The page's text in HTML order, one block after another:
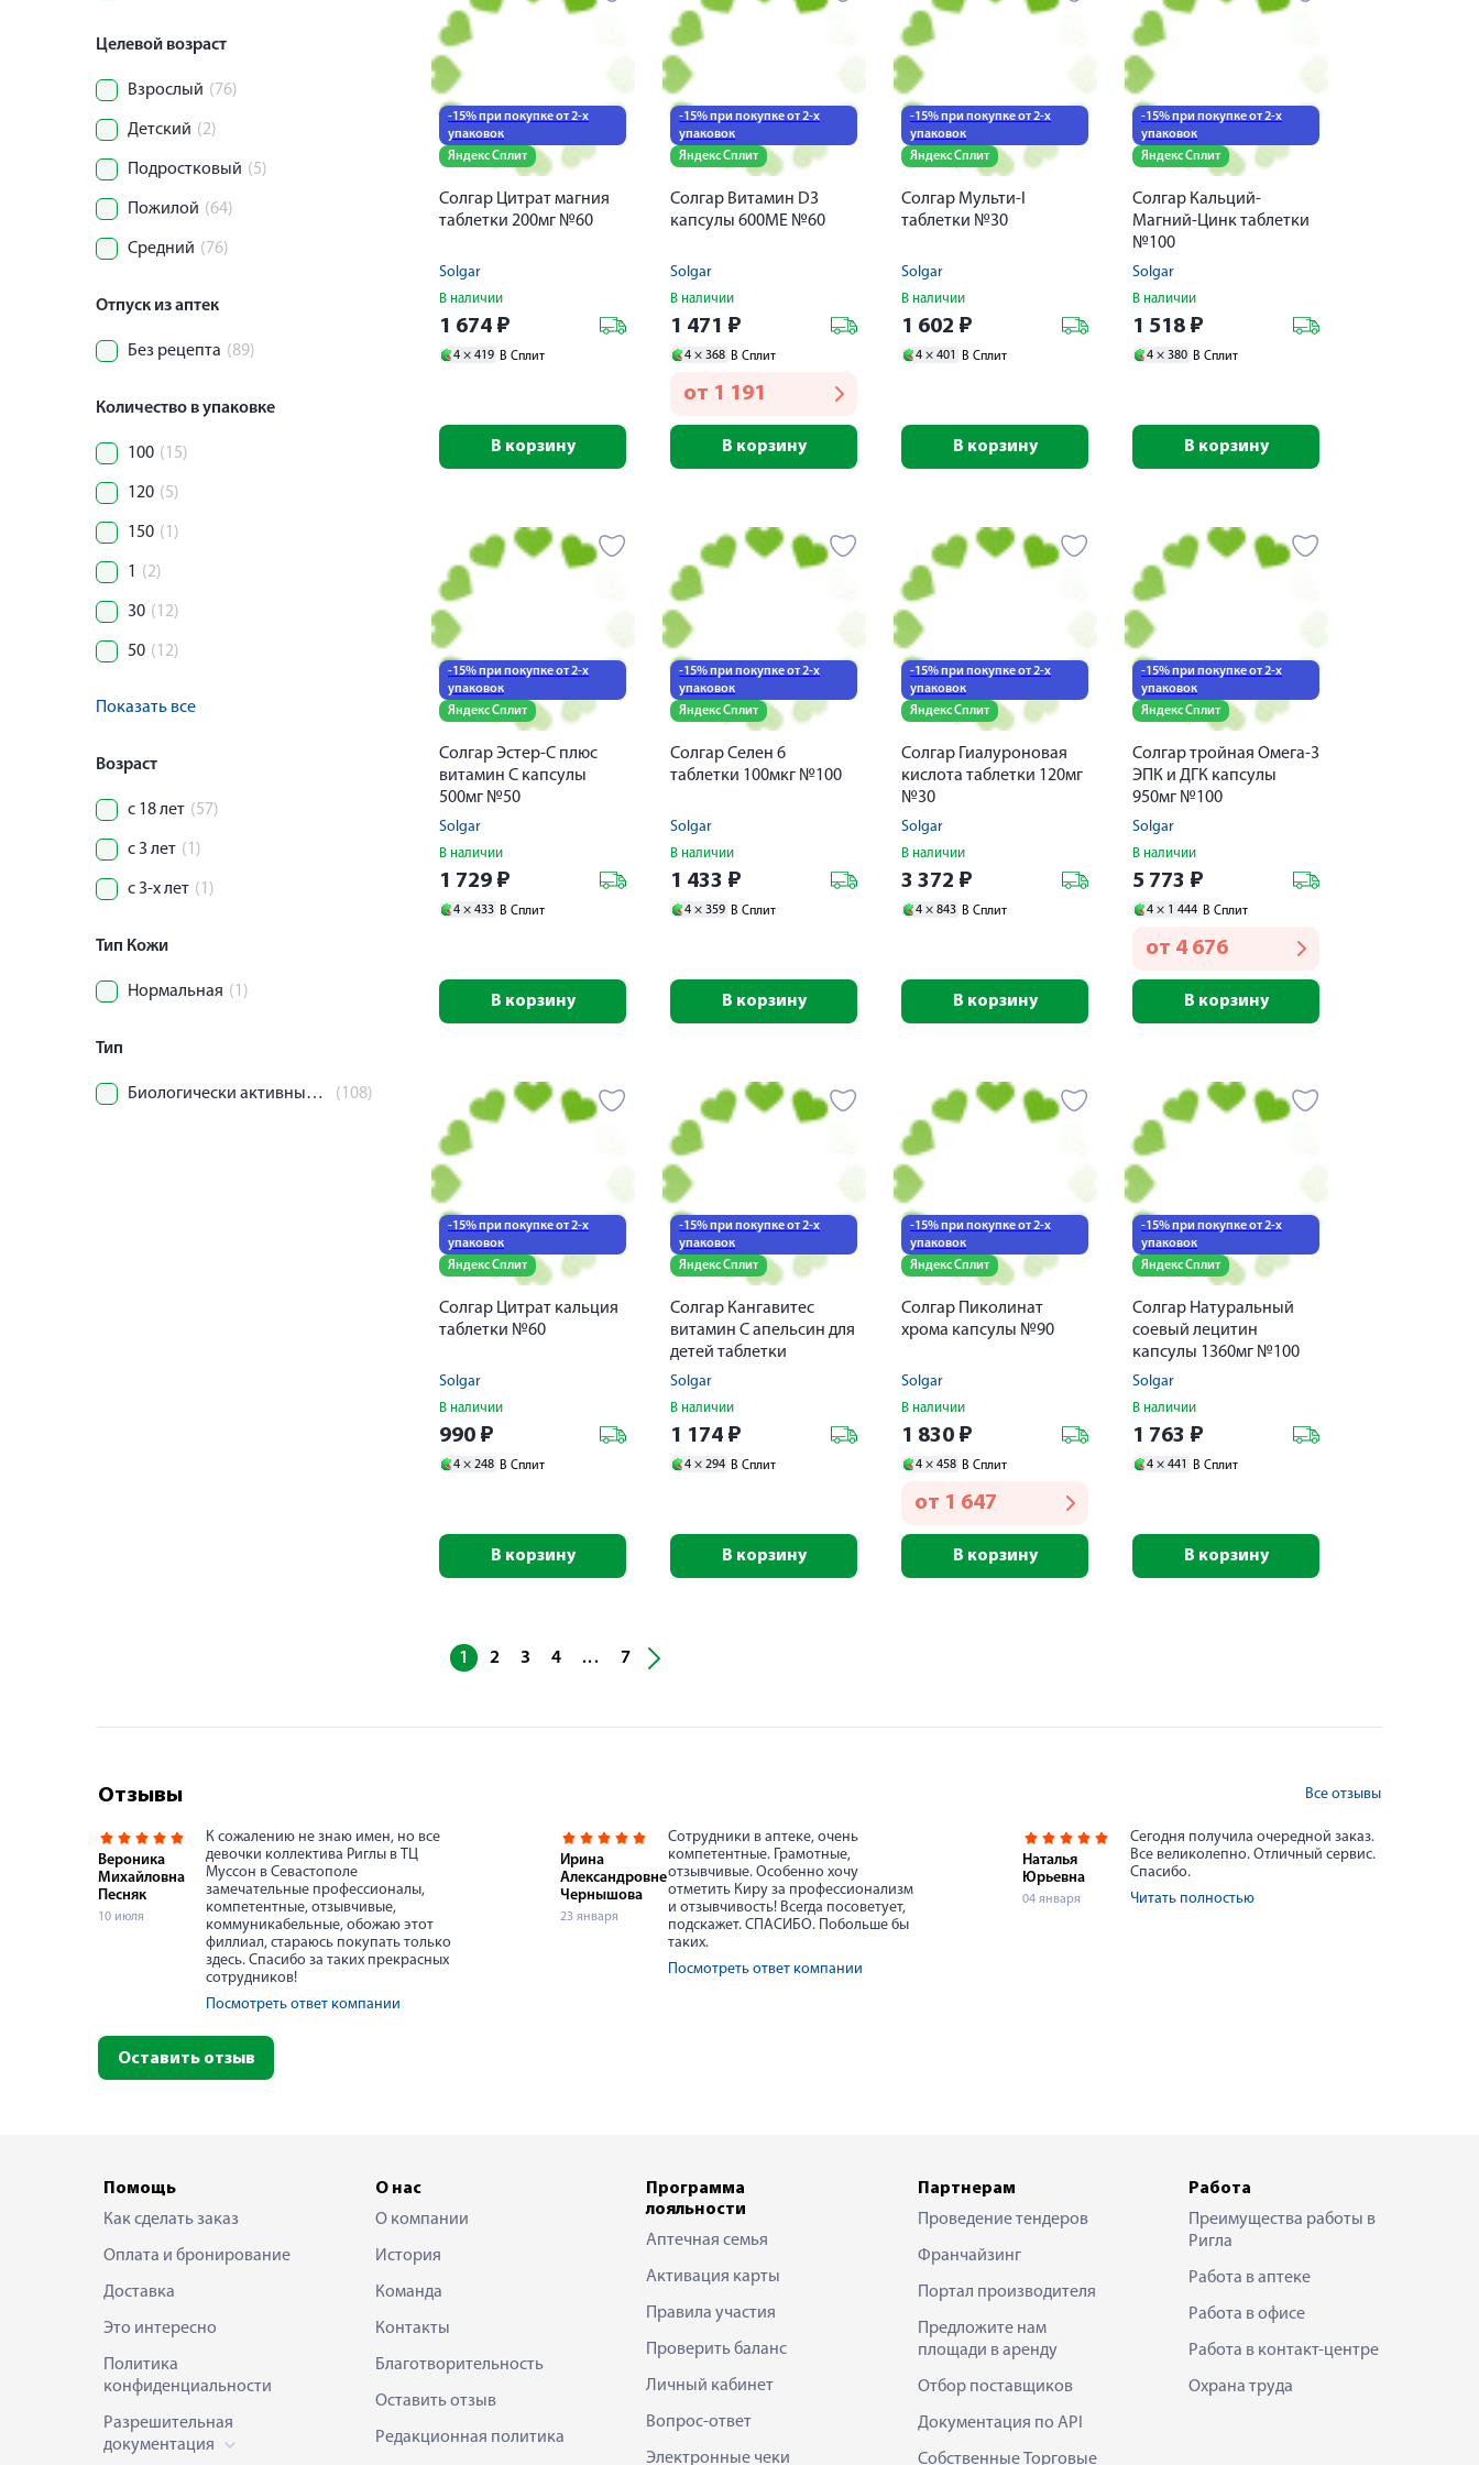
Целевой возраст
Взрослый (76)
Детский (2)
Подростковый (5)
Пожилой (64)
Средний (76)
Отпуск из аптек
Без рецепта (89)
Количество в упаковке
100 (15)
120 (5)
150 (1)
1 (2)
30 (12)
50 (12)
Показать все
Возраст
с 18 лет (57)
с 3 лет (1)
с 3-х лет (1)
Тип Кожи
Нормальная (1)
Тип
Биологически активные добавки. (108)
-15% при покупке от 2-х
упаковок
Яндекс Сплит
Солгар Цитрат магния
таблетки 200мг №60
Solgar
В наличии
1 674 ₽
4 × 419 В Сплит
В корзину
-15% при покупке от 2-х
упаковок
Яндекс Сплит
Солгар Витамин D3
капсулы 600МЕ №60
Solgar
В наличии
1 471 ₽
4 × 368 В Сплит
от 1 191
В корзину
-15% при покупке от 2-х
упаковок
Яндекс Сплит
Солгар Мульти-I
таблетки №30
Solgar
В наличии
1 602 ₽
4 × 401 В Сплит
В корзину
-15% при покупке от 2-х
упаковок
Яндекс Сплит
Солгар Кальций-
Магний-Цинк таблетки
№100
Solgar
В наличии
1 518 ₽
4 × 380 В Сплит
В корзину
-15% при покупке от 2-х
упаковок
Яндекс Сплит
Солгар Эстер-С плюс
витамин С капсулы
500мг №50
Solgar
В наличии
1 729 ₽
4 × 433 В Сплит
В корзину
-15% при покупке от 2-х
упаковок
Яндекс Сплит
Солгар Селен 6
таблетки 100мкг №100
Solgar
В наличии
1 433 ₽
4 × 359 В Сплит
В корзину
-15% при покупке от 2-х
упаковок
Яндекс Сплит
Солгар Гиалуроновая
кислота таблетки 120мг
№30
Solgar
В наличии
3 372 ₽
4 × 843 В Сплит
В корзину
-15% при покупке от 2-х
упаковок
Яндекс Сплит
Солгар тройная Омега-3
ЭПК и ДГК капсулы
950мг №100
Solgar
В наличии
5 773 ₽
4 × 1 444 В Сплит
от 4 676
В корзину
-15% при покупке от 2-х
упаковок
Яндекс Сплит
Солгар Цитрат кальция
таблетки №60
Solgar
В наличии
990 ₽
4 × 248 В Сплит
В корзину
-15% при покупке от 2-х
упаковок
Яндекс Сплит
Солгар Кангавитес
витамин С апельсин для
детей таблетки
жевательные 100мг
Solgar
В наличии
1 174 ₽
4 × 294 В Сплит
В корзину
-15% при покупке от 2-х
упаковок
Яндекс Сплит
Солгар Пиколинат
хрома капсулы №90
Solgar
В наличии
1 830 ₽
4 × 458 В Сплит
от 1 647
В корзину
-15% при покупке от 2-х
упаковок
Яндекс Сплит
Солгар Натуральный
соевый лецитин
капсулы 1360мг №100
Solgar
В наличии
1 763 ₽
4 × 441 В Сплит
В корзину
1 2 3 4 ... 7
Отзывы Все отзывы
Вероника
Михайловна
Песняк
10 июля
К сожалению не знаю имен, но все
девочки коллектива Риглы в ТЦ
Муссон в Севастополе
замечательные профессионалы,
компетентные, отзывчивые,
коммуникабельные, обожаю этот
филлиал, стараюсь покупать только
здесь. Спасибо за таких прекрасных
сотрудников!
Посмотреть ответ компании
Ирина
Александровне
Чернышова
23 января
Сотрудники в аптеке, очень
компетентные. Грамотные,
отзывчивые. Особенно хочу
отметить Киру за профессионализм
и отзывчивость! Всегда посоветует,
подскажет. СПАСИБО. Побольше бы
таких.
Посмотреть ответ компании
Наталья
Юрьевна
04 января
Сегодня получила очередной заказ.
Все великолепно. Отличный сервис.
Спасибо.
Читать полностью
Оставить отзыв
Помощь
Как сделать заказ
Оплата и бронирование
Доставка
Это интересно
Политика
конфиденциальности
Разрешительная
документация
О нас
О компании
История
Команда
Контакты
Благотворительность
Оставить отзыв
Редакционная политика
Программа
лояльности
Аптечная семья
Активация карты
Правила участия
Проверить баланс
Личный кабинет
Вопрос-ответ
Электронные чеки
Партнерам
Проведение тендеров
Франчайзинг
Портал производителя
Предложите нам
площади в аренду
Отбор поставщиков
Документация по API
Собственные Торговые
Работа
Преимущества работы в
Ригла
Работа в аптеке
Работа в офисе
Работа в контакт-центре
Охрана труда